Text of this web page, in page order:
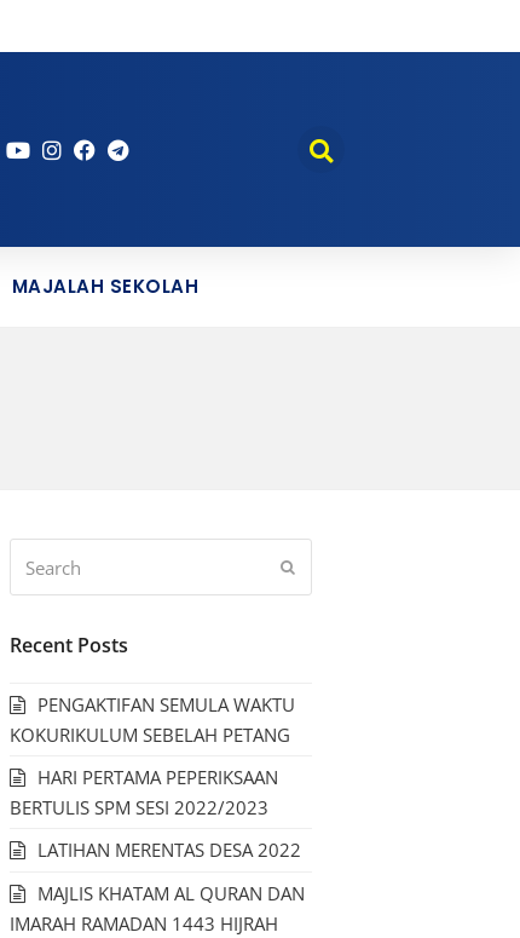
MAJALAH SEKOLAH
Recent Posts
PENGAKTIFAN SEMULA WAKTU
KOKURIKULUM SEBELAH PETANG
HARI PERTAMA PEPERIKSAAN
BERTULIS SPM SESI 2022/2023
LATIHAN MERENTAS DESA 2022
MAJLIS KHATAM AL QURAN DAN
IMARAH RAMADAN 1443 HIJRAH